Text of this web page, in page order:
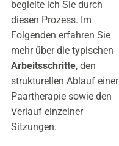
begleite ich Sie durch
diesen Prozess. Im
Folgenden erfahren Sie
mehr über die typischen
Arbeitsschritte, den
strukturellen Ablauf einer
Paartherapie sowie den
Verlauf einzelner
Sitzungen.